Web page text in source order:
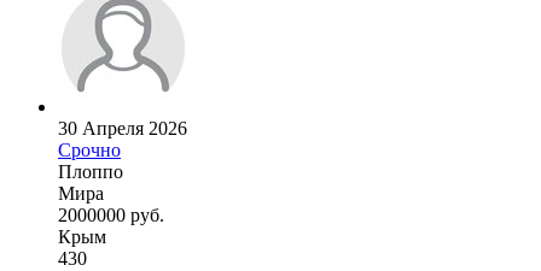
30 Апреля 2026
Срочно
Плоппо
Мира
2000000 руб.
Крым
430